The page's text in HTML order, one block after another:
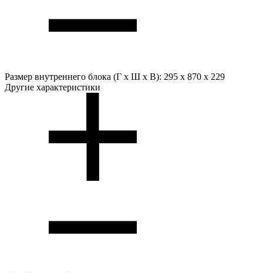
Размер внутреннего блока (Г х Ш х В): 295 x 870 x 229
Другие характеристики